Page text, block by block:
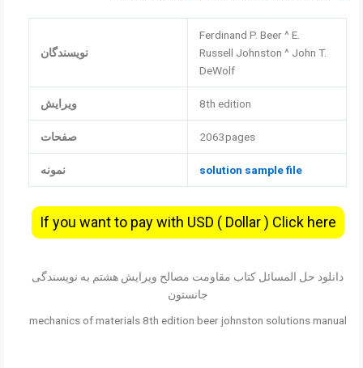
Ferdinand P. Beer ^ E.
Russell Johnston ^ John T.
DeWolf
نویسندگان
8th edition ویرایش
2063pages صفحات
solution sample file نمونه
If you want to pay with USD ( Dollar ) Click here
دانلود حل المسائل کتاب مقاومت مصالح ویرایش هشتم به نویسندگی
جانستون
mechanics of materials 8th edition beer johnston solutions manual